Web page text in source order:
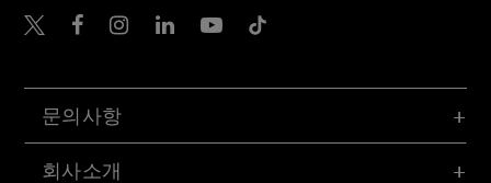
문의사항
회사소개
Belkin Twitter